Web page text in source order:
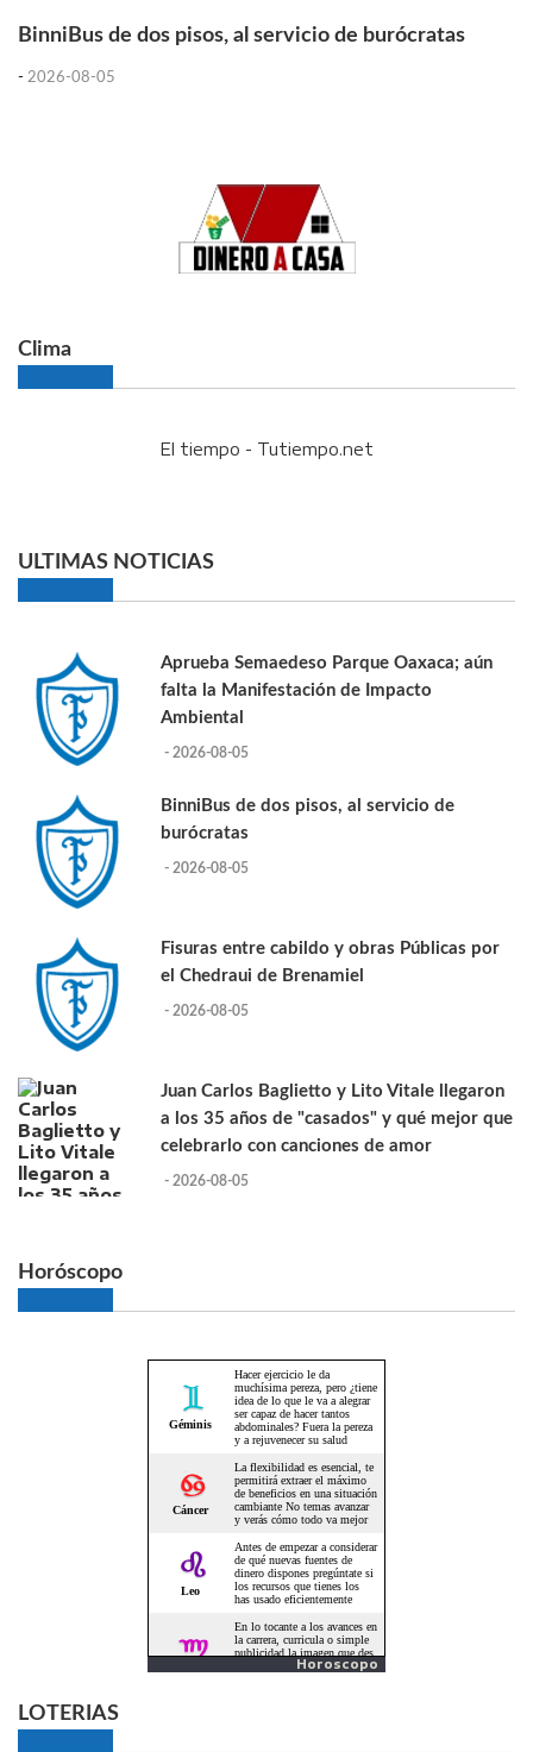
BinniBus de dos pisos, al servicio de burócratas
- 2026-08-05
Clima
El tiempo - Tutiempo.net
ULTIMAS NOTICIAS
Aprueba Semaedeso Parque Oaxaca; aún
falta la Manifestación de Impacto
Ambiental
- 2026-08-05
BinniBus de dos pisos, al servicio de
burócratas
- 2026-08-05
Fisuras entre cabildo y obras Públicas por
el Chedraui de Brenamiel
- 2026-08-05
Juan Carlos Baglietto y Lito Vitale llegaron
a los 35 años de "casados" y qué mejor que
celebrarlo con canciones de amor
- 2026-08-05
Horóscopo
Horoscopo
LOTERIAS